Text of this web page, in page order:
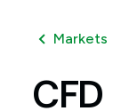
Markets
CFD